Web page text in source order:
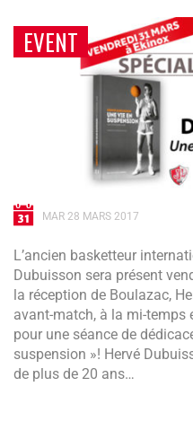
EVENT
MAR 28 MARS 2017
L’ancien basketteur
Dubuisson sera présent
la réception de Boulazac,
avant-match, à la mi-temps
pour une séance de
suspension »! Hervé
de plus de 20 ans…